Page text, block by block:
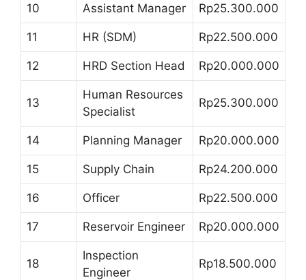
10 Assistant Manager Rp25.300.000
11 HR (SDM) Rp22.500.000
12 HRD Section Head Rp20.000.000
13
Human Resources
Specialist
Rp25.300.000
14 Planning Manager Rp20.000.000
15 Supply Chain Rp24.200.000
16 Officer Rp22.500.000
17 Reservoir Engineer Rp20.000.000
18
Inspection
Engineer
Rp18.500.000